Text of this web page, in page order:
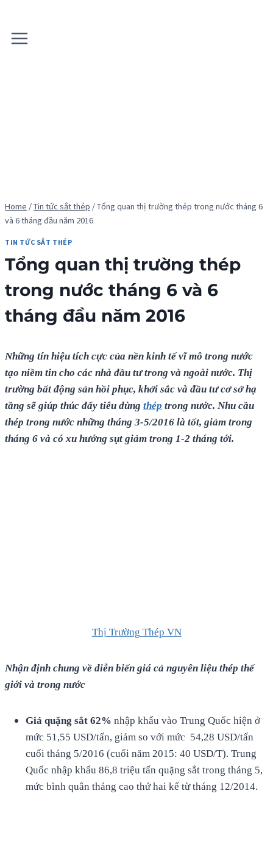
content
Home /Tin tức sắt thép /Tổng quan thị trường thép trong nước tháng 6
và 6 tháng đầu năm 2016
TIN TỨC SẮT THÉP
Tổng quan thị trường thép
trong nước tháng 6 và 6
tháng đầu năm 2016
Những tín hiệu tích cực của nền kinh tế vĩ mô trong nước
tạo niềm tin cho các nhà đầu tư trong và ngoài nước. Thị
trường bất động sản hồi phục, khởi sắc và đầu tư cơ sở hạ
tầng sẽ giúp thúc đẩy tiêu dùng thép trong nước. Nhu cầu
thép trong nước những tháng 3-5/2016 là tốt, giảm trong
tháng 6 và có xu hướng sụt giảm trong 1-2 tháng tới.
Thị Trường Thép VN
Nhận định chung về diễn biến giá cả nguyên liệu thép thế
giới và trong nước
Giá quặng sắt 62% nhập khẩu vào Trung Quốc hiện ở
mức 51,55 USD/tấn, giảm so với mức 54,28 USD/tấn
cuối tháng 5/2016 (cuối năm 2015: 40 USD/T). Trung
Quốc nhập khẩu 86,8 triệu tấn quặng sắt trong tháng 5,
mức bình quân tháng cao thứ hai kể từ tháng 12/2014.